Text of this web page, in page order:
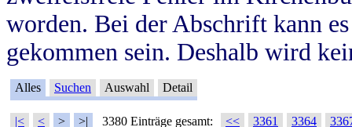
worden. Bei der Abschrift kann
gekommen sein. Deshalb wird
Alles Suchen Auswahl Detail
|< < > >| 3380 Einträge gesamt: << 3361 3364